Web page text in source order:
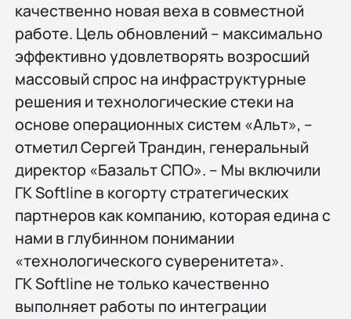
качественно новая веха в совместной
работе. Цель обновлений – максимально
эффективно удовлетворять возросший
массовый спрос на инфраструктурные
решения и технологические стеки на
основе операционных систем «Альт», –
отметил Сергей Трандин, генеральный
директор «Базальт СПО». – Мы включили
ГК Softline в когорту стратегических
партнеров как компанию, которая едина с
нами в глубинном понимании
«технологического суверенитета».
ГК Softline не только качественно
выполняет работы по интеграции